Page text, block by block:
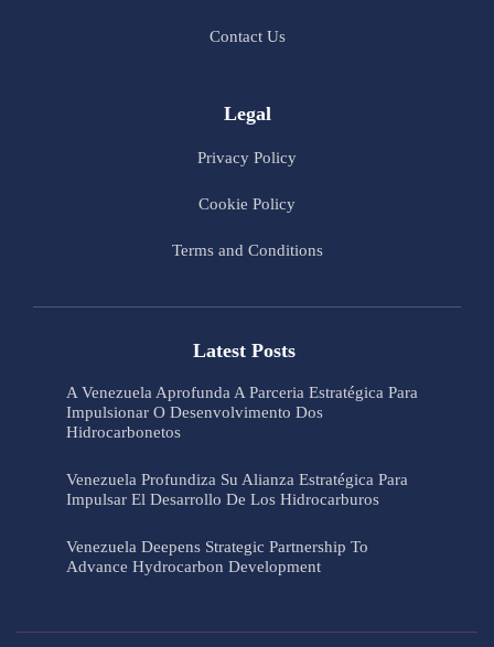
Contact Us
Legal
Privacy Policy
Cookie Policy
Terms and Conditions
Latest Posts
A Venezuela Aprofunda A Parceria Estratégica Para
Impulsionar O Desenvolvimento Dos
Hidrocarbonetos
Venezuela Profundiza Su Alianza Estratégica Para
Impulsar El Desarrollo De Los Hidrocarburos
Venezuela Deepens Strategic Partnership To
Advance Hydrocarbon Development